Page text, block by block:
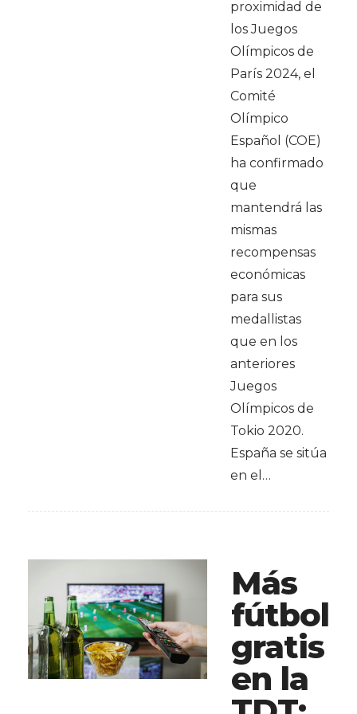
proximidad de
los Juegos
Olímpicos de
París 2024, el
Comité
Olímpico
Español (COE)
ha confirmado
que
mantendrá las
mismas
recompensas
económicas
para sus
medallistas
que en los
anteriores
Juegos
Olímpicos de
Tokio 2020.
España se sitúa
en el…
Más
fútbol
gratis
en la